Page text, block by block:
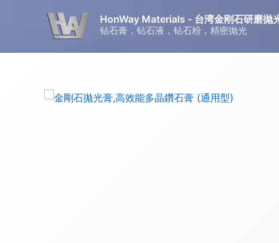
容
HonWay Materials - 台湾金刚石研磨抛
钻石膏，钻石液，钻石粉，精密抛光